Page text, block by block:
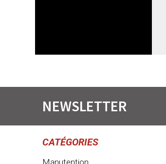
NEWSLETTER
CATÉGORIES
Manutention